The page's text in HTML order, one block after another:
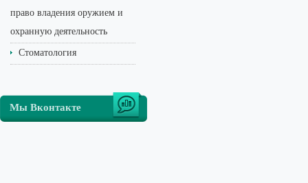
право владения оружием и
охранную деятельность
Стоматология
Мы Вконтакте